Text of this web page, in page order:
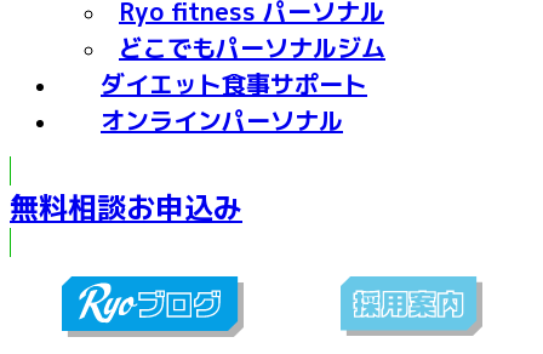
Ryo fitness パーソナル
どこでもパーソナルジム
ダイエット食事サポート
オンラインパーソナル
無料相談お申込み